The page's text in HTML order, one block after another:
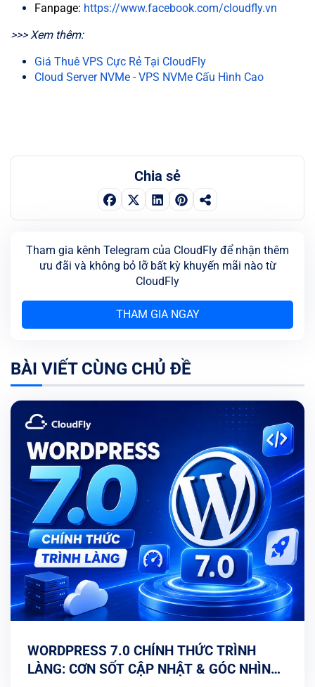
Fanpage: https://www.facebook.com/cloudfly.vn
>>> Xem thêm:
Giá Thuê VPS Cực Rẻ Tại CloudFly
Cloud Server NVMe - VPS NVMe Cấu Hình Cao
Chia sẻ
Tham gia kênh Telegram của CloudFly để nhận thêm
ưu đãi và không bỏ lỡ bất kỳ khuyến mãi nào từ
CloudFly
THAM GIA NGAY
BÀI VIẾT CÙNG CHỦ ĐỀ
WORDPRESS 7.0 CHÍNH THỨC TRÌNH
LÀNG: CƠN SỐT CẬP NHẬT & GÓC NHÌN